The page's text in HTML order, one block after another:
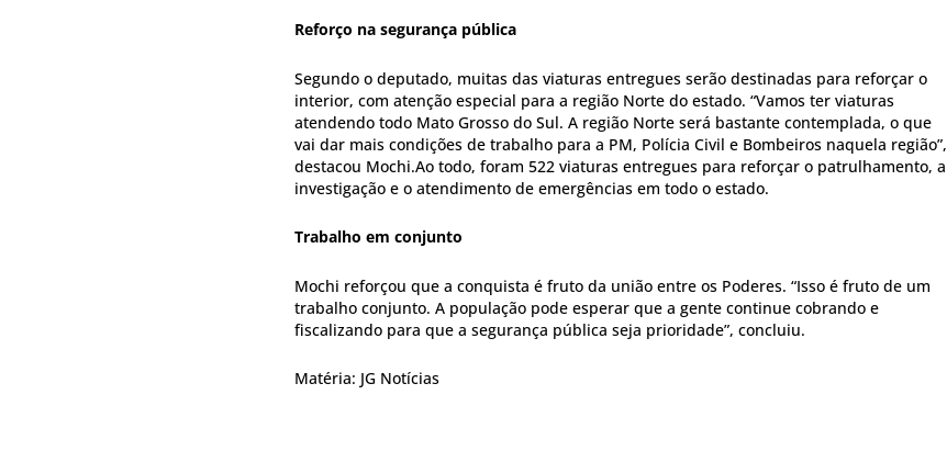
Reforço na segurança pública
Segundo o deputado, muitas das viaturas entregues serão destinadas para reforçar o
interior, com atenção especial para a região Norte do estado. “Vamos ter viaturas
atendendo todo Mato Grosso do Sul. A região Norte será bastante contemplada, o que
vai dar mais condições de trabalho para a PM, Polícia Civil e Bombeiros naquela região”,
destacou Mochi.Ao todo, foram 522 viaturas entregues para reforçar o patrulhamento, a
investigação e o atendimento de emergências em todo o estado.
Trabalho em conjunto
Mochi reforçou que a conquista é fruto da união entre os Poderes. “Isso é fruto de um
trabalho conjunto. A população pode esperar que a gente continue cobrando e
fiscalizando para que a segurança pública seja prioridade”, concluiu.
Matéria: JG Notícias